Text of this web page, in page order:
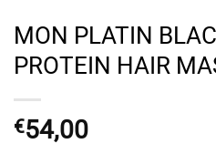
MON PLATIN
PROTEIN HAIR
€54,00